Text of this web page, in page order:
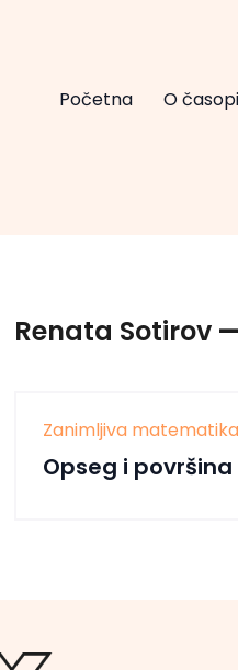
Početna O
Renata Sotirov—
Zanimljiva matematika
Opseg i